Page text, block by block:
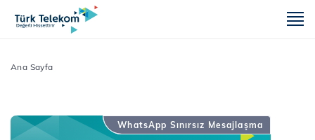
Ana Sayfa
WhatsApp Sınırsız Mesajlaşma